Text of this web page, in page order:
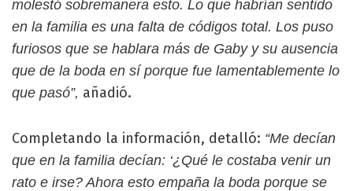
molestó sobremanera esto. Lo que habrían sentido
en la familia es una falta de códigos total. Los puso
furiosos que se hablara más de Gaby y su ausencia
que de la boda en sí porque fue lamentablemente lo
que pasó”, añadió.
Completando la información, detalló: “Me decían
que en la familia decían: ‘¿Qué le costaba venir un
rato e irse? Ahora esto empaña la boda porque se